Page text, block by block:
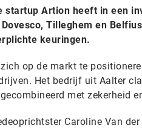
startup Artion heeft in een
Dovesco, Tilleghem en
keuringen.
op de markt te
Het bedrijf uit Aalter
met zekerheid
Caroline Van